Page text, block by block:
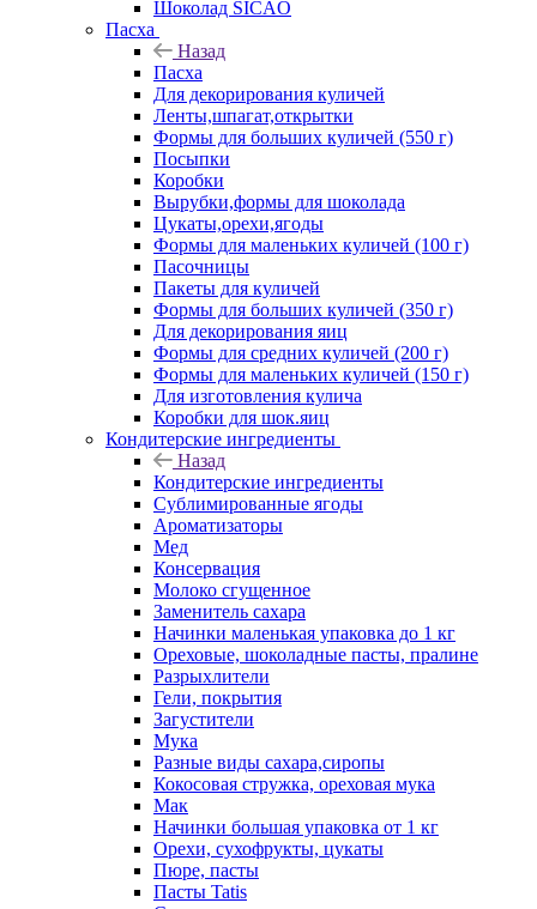
Шоколад SICAO
Пасха
Назад
Пасха
Для декорирования куличей
Ленты,шпагат,открытки
Формы для больших куличей (550 г)
Посыпки
Коробки
Вырубки,формы для шоколада
Цукаты,орехи,ягоды
Формы для маленьких куличей (100 г)
Пасочницы
Пакеты для куличей
Формы для больших куличей (350 г)
Для декорирования яиц
Формы для средних куличей (200 г)
Формы для маленьких куличей (150 г)
Для изготовления кулича
Коробки для шок.яиц
Кондитерские ингредиенты
Назад
Кондитерские ингредиенты
Сублимированные ягоды
Ароматизаторы
Мед
Консервация
Молоко сгущенное
Заменитель сахара
Начинки маленькая упаковка до 1 кг
Ореховые, шоколадные пасты, пралине
Разрыхлители
Гели, покрытия
Загустители
Мука
Разные виды сахара,сиропы
Кокосовая стружка, ореховая мука
Мак
Начинки большая упаковка от 1 кг
Орехи, сухофрукты, цукаты
Пюре, пасты
Пасты Tatis